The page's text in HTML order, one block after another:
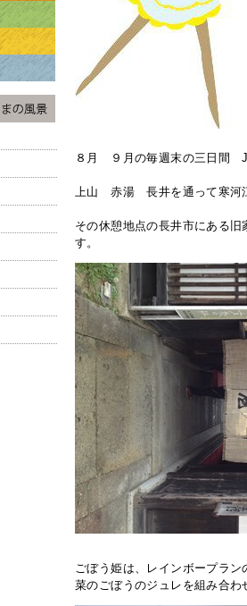
８月 ９月の毎週末の三日間
上山 赤湯 長井を通って寒河江
その休憩地点の長井市にある
す。
ごぼう姫は、レインボープラ
菜のごぼうのジュレを組み合わ